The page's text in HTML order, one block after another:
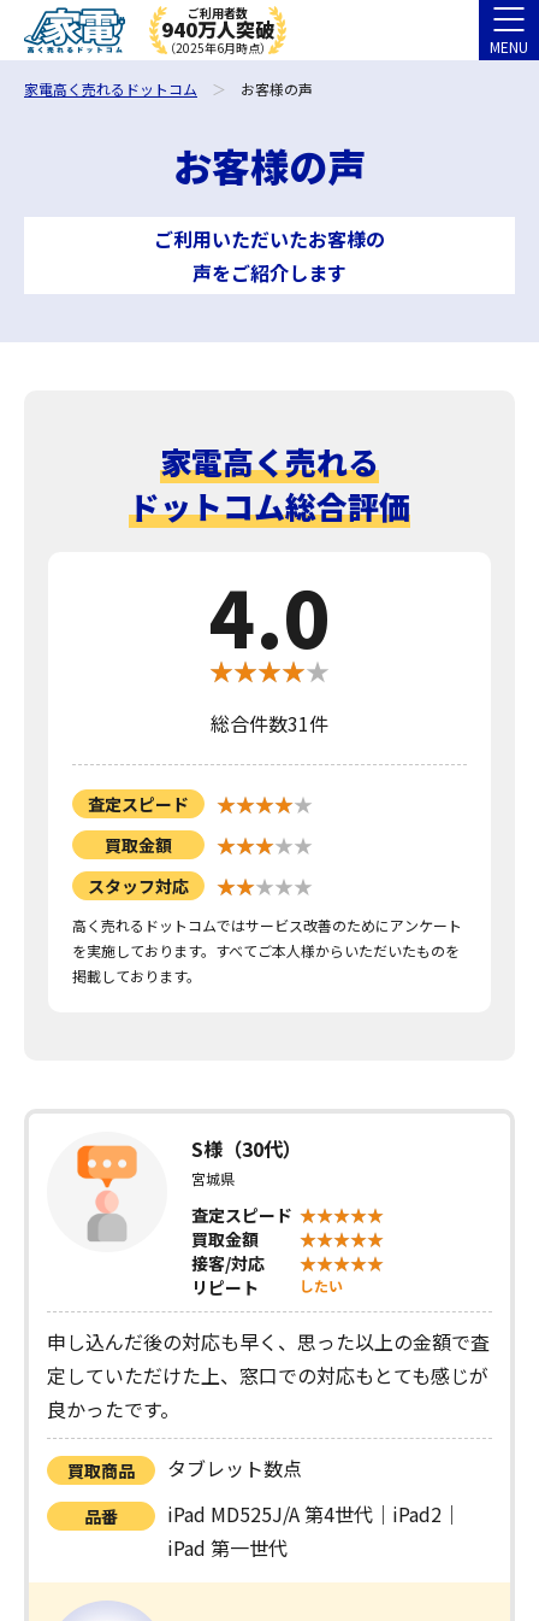
ご利用者数
940万人突破
（2025年6月時点） MENU
家電高く売れるドットコム お客様の声
お客様の声
ご利用いただいたお客様の
声をご紹介します
家電高く売れる
ドットコム総合評価
4.0
総合件数31件
査定スピード
買取金額
スタッフ対応
高く売れるドットコムではサービス改善のためにアンケート
を実施しております。すべてご本人様からいただいたものを
掲載しております。
S様（30代）
宮城県
査定スピード
買取金額
接客/対応
リピート
したい
申し込んだ後の対応も早く、思った以上の金額で査
定していただけた上、窓口での対応もとても感じが
良かったです。
買取商品 タブレット数点
品番
iPad MD525J/A 第4世代｜iPad2｜
iPad 第一世代